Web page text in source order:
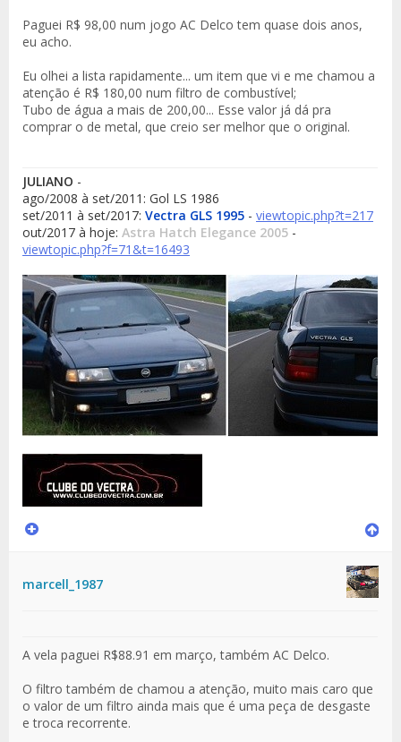
Paguei R$ 98,00 num jogo AC Delco tem quase dois anos,
eu acho.
Eu olhei a lista rapidamente... um item que vi e me chamou a
atenção é R$ 180,00 num filtro de combustível;
Tubo de água a mais de 200,00... Esse valor já dá pra
comprar o de metal, que creio ser melhor que o original.
JULIANO -
ago/2008 à set/2011: Gol LS 1986
set/2011 à set/2017: Vectra GLS 1995 - viewtopic.php?t=217
out/2017 à hoje: Astra Hatch Elegance 2005 -
viewtopic.php?f=71&t=16493
marcell_1987
A vela paguei R$88.91 em março, também AC Delco.
O filtro também de chamou a atenção, muito mais caro que
o valor de um filtro ainda mais que é uma peça de desgaste
e troca recorrente.